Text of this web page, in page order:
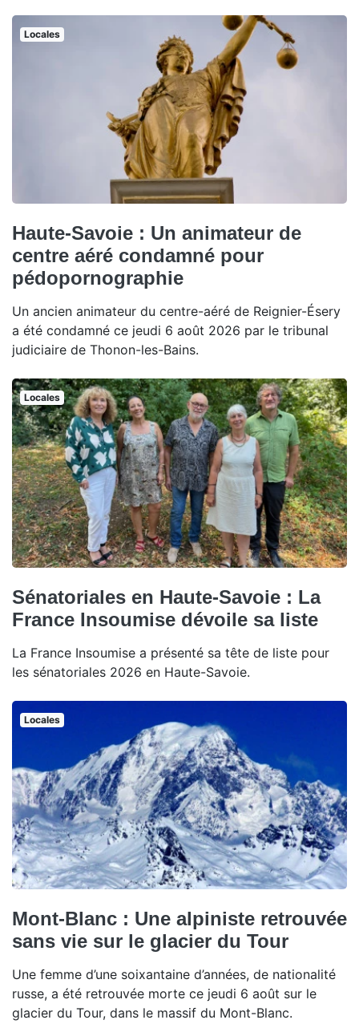
Locales
Haute-Savoie : Un animateur de
centre aéré condamné pour
pédopornographie
Un ancien animateur du centre-aéré de Reignier-Ésery
a été condamné ce jeudi 6 août 2026 par le tribunal
judiciaire de Thonon-les-Bains.
Locales
Sénatoriales en Haute-Savoie : La
France Insoumise dévoile sa liste
La France Insoumise a présenté sa tête de liste pour
les sénatoriales 2026 en Haute-Savoie.
Locales
Mont-Blanc : Une alpiniste retrouvée
sans vie sur le glacier du Tour
Une femme d’une soixantaine d’années, de nationalité
russe, a été retrouvée morte ce jeudi 6 août sur le
glacier du Tour, dans le massif du Mont-Blanc.